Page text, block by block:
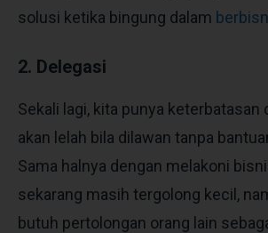
solusi ketika bingung dalam
2. Delegasi
Sekali lagi, kita punya keterbatasan
akan lelah bila dilawan tanpa
Sama halnya dengan melakoni
sekarang masih tergolong kecil,
butuh pertolongan orang lain